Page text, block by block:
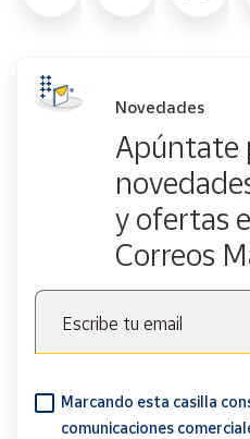
Novedades
Apúntate
y ofertas
Correos
Escribe tu email
Marcando esta casilla
comunicaciones